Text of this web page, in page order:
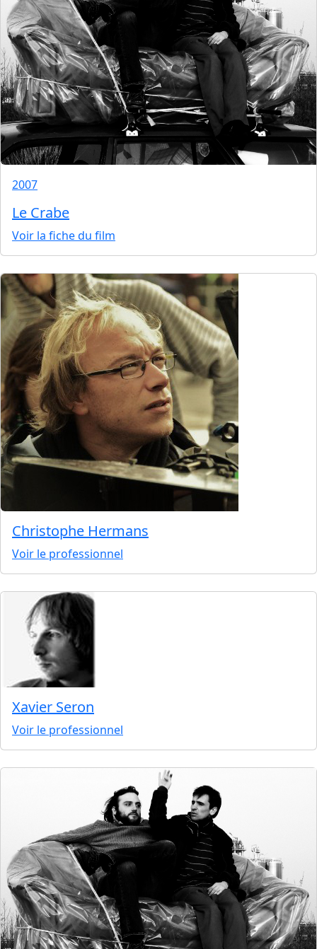
2007
Le Crabe
Voir la fiche du film
Christophe Hermans
Voir le professionnel
Xavier Seron
Voir le professionnel